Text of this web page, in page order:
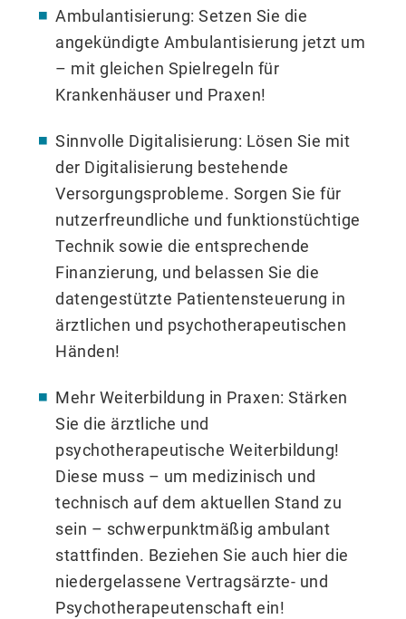
Ambulantisierung: Setzen Sie die
angekündigte Ambulantisierung jetzt um
– mit gleichen Spielre­geln für
Krankenhäuser und Praxen!
Sinnvolle Digitalisierung: Lösen Sie mit
der Digitalisierung bestehende
Versorgungsprobleme. Sor­gen Sie für
nutzerfreundliche und funktionstüchtige
Technik sowie die entsprechende
Finanzierung, und belassen Sie die
datengestützte Patientensteuerung in
ärztlichen und psychotherapeutischen
Händen!
Mehr Weiterbildung in Praxen: Stärken
Sie die ärztliche und
psychotherapeutische Weiterbildung!
Diese muss – um medizinisch und
technisch auf dem aktuellen Stand zu
sein – schwerpunktmäßig ambulant
stattfinden. Beziehen Sie auch hier die
niedergelassene Vertragsärzte- und
Psychotherapeutenschaft ein!